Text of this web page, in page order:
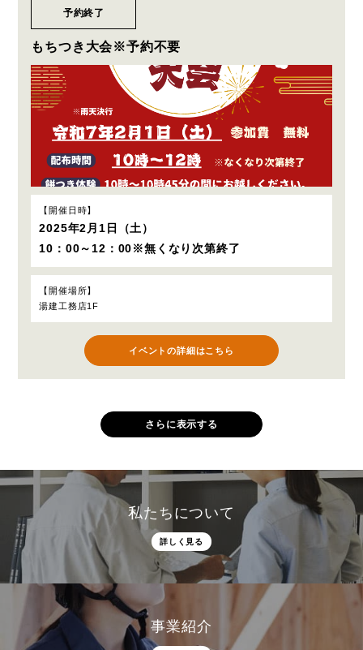
予約終了
もちつき大会※予約不要
開催日時
2025年2月1日（土）
10：00～12：00※無くなり次第終了
開催場所
湯建工務店1F
イベントの詳細はこちら
さらに表示する
私たちについて
詳しく見る
事業紹介